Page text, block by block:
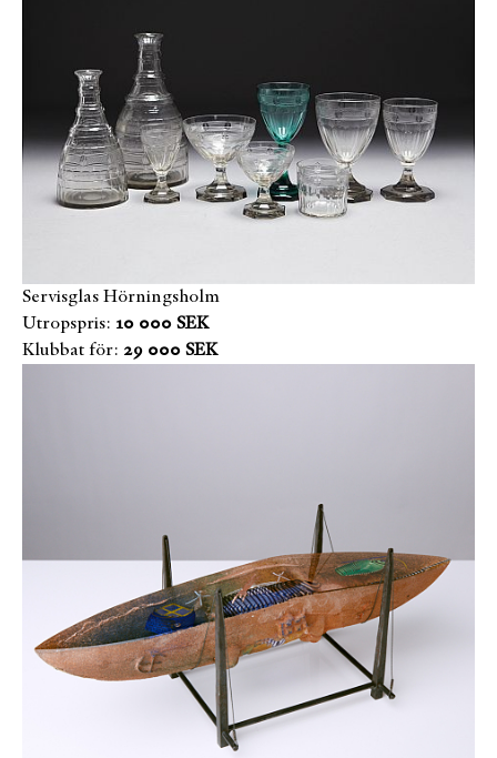
Servisglas Hörningsholm
Utropspris: 10 000 SEK
Klubbat för: 29 000 SEK